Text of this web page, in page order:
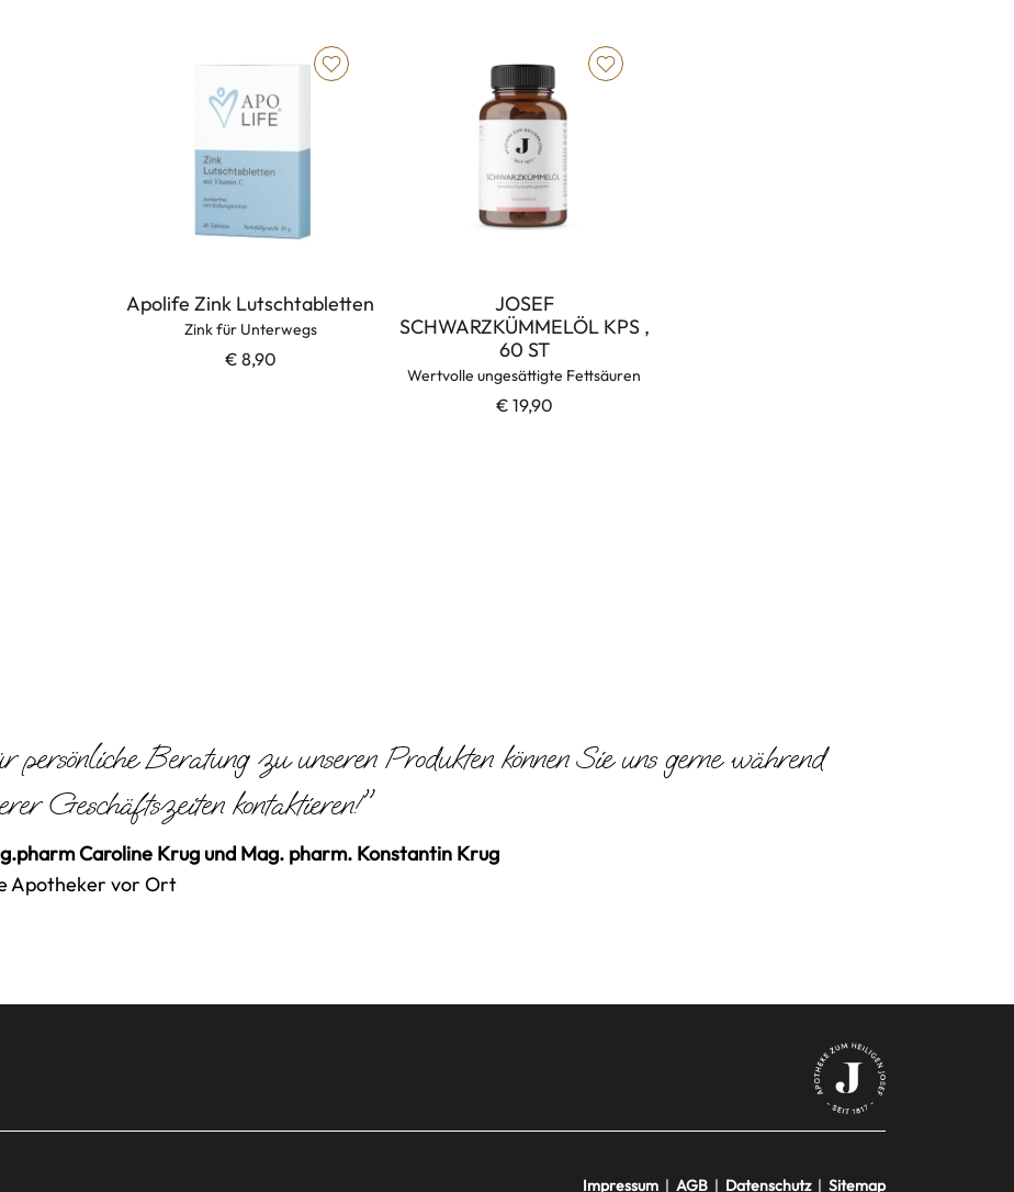
Apolife Zink Lutschtabletten
Zink für Unterwegs
€ 8,90
JOSEF
SCHWARZKÜMMELÖL KPS ,
60 ST
Wertvolle ungesättigte Fettsäuren
€ 19,90
persönliche Beratung zu unseren Produkten können Sie uns gerne während
Geschäftszeiten kontaktieren!"
Caroline Krug und Mag. pharm. Konstantin Krug
Apotheker vor Ort
Impressum| AGB| Datenschutz| Sitemap